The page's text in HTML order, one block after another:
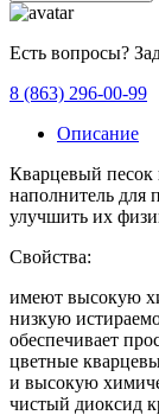
Есть вопросы?
8 (863) 296-00-99
Описание
Кварцевый песок
наполнитель
улучшить их
Свойства:
имеют высокую
низкую
обеспечивает
цветные
и высокую
чистый диоксид